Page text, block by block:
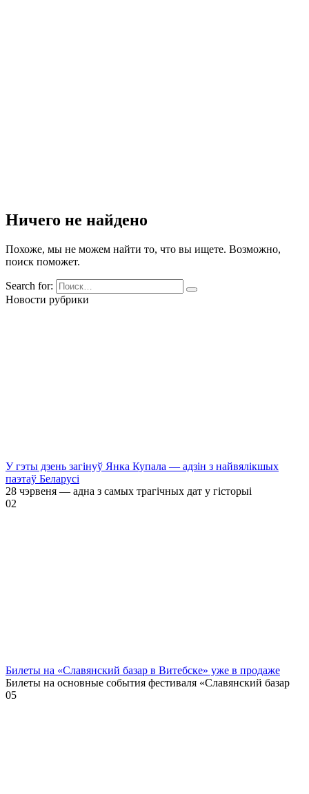
Ничего не найдено
Похоже, мы не можем найти то, что вы ищете. Возможно,
поиск поможет.
Search for:
Новости рубрики
У гэты дзень загінуў Янка Купала — адзін з найвялікшых
паэтаў Беларусі
28 чэрвеня — адна з самых трагічных дат у гісторыі
02
Билеты на «Славянский базар в Витебске» уже в продаже
Билеты на основные события фестиваля «Славянский базар
05